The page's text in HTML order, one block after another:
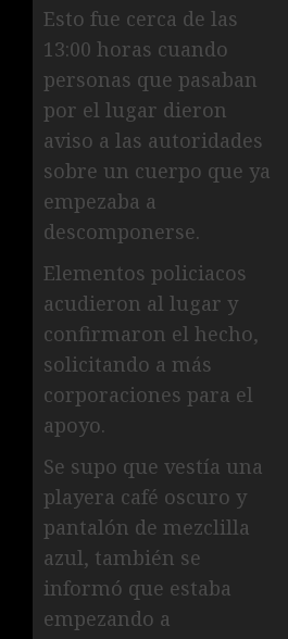
Esto fue cerca de las
13:00 horas cuando
personas que pasaban
por el lugar dieron
aviso a las autoridades
sobre un cuerpo que ya
empezaba a
descomponerse.
Elementos policiacos
acudieron al lugar y
confirmaron el hecho,
solicitando a más
corporaciones para el
apoyo.
Se supo que vestía una
playera café oscuro y
pantalón de mezclilla
azul, también se
informó que estaba
empezando a